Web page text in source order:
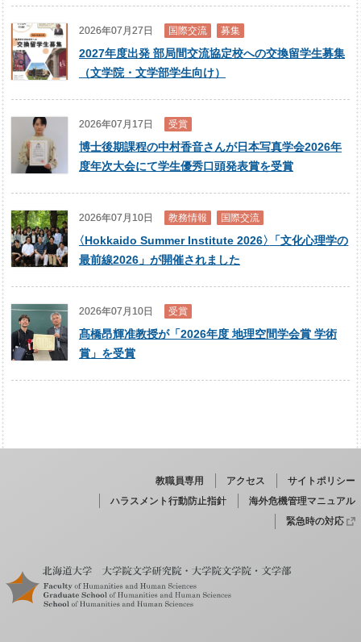
2026年07月27日 国際交流 募集
2027年度出発 部局間交流協定校への交換留学生募集
（文学院・文学部学生向け）
2026年07月17日 受賞
博士後期課程の中村香音さんが日本写真学会2026年
度年次大会にて学生優秀口頭発表賞を受賞
2026年07月10日 教務情報 国際交流
〈Hokkaido Summer Institute 2026〉
「文化心理学の
最前線2026」が開催されました
2026年07月10日 受賞
髙橋昂輝准教授が「2026年度 地理空間学会賞 学術
賞」を受賞
教職員専用 アクセス
サイトポリシー
ハラスメント行動防止指針
海外危機管理マニュアル
緊急時の対応